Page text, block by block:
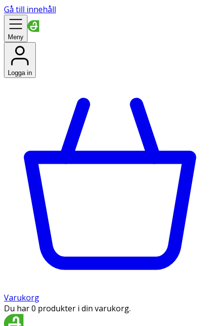
Gå till innehåll
Meny
Logga in
Varukorg
Du har 0 produkter i din varukorg.